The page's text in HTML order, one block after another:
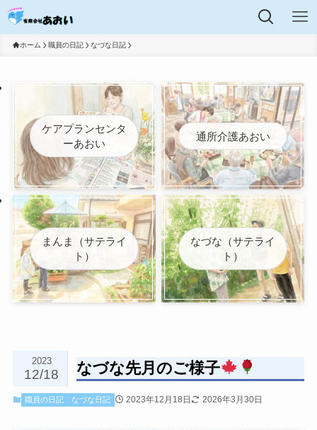
ホーム 職員の日記 なづな日記
ケアプランセンタ
ーあおい
通所介護あおい
まんま（サテライ
ト）
なづな（サテライ
ト）
なづな先月のご様子
2023
12/18
職員の日記 なづな日記 2023年12月18日 2026年3月30日